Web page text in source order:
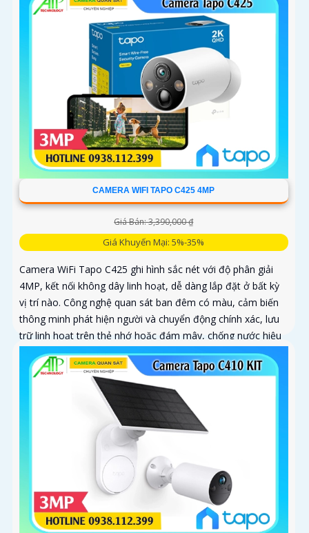
CAMERA WIFI TAPO C425 4MP
Giá Bán: 3,390,000 ₫
Giá Khuyến Mại: 5%-35%
Camera WiFi Tapo C425 ghi hình sắc nét với độ phân giải
4MP, kết nối không dây linh hoạt, dễ dàng lắp đặt ở bất kỳ
vị trí nào. Công nghệ quan sát ban đêm có màu, cảm biến
thông minh phát hiện người và chuyển động chính xác, lưu
trữ linh hoạt trên thẻ nhớ hoặc đám mây, chống nước hiệu